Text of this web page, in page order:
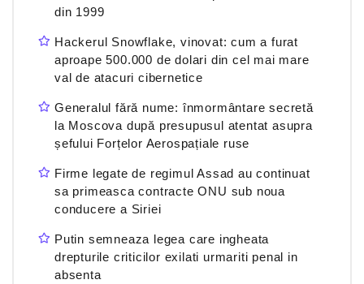
din 1999
Hackerul Snowflake, vinovat: cum a furat
aproape 500.000 de dolari din cel mai mare
val de atacuri cibernetice
Generalul fără nume: înmormântare secretă
la Moscova după presupusul atentat asupra
șefului Forțelor Aerospațiale ruse
Firme legate de regimul Assad au continuat
sa primeasca contracte ONU sub noua
conducere a Siriei
Putin semneaza legea care ingheata
drepturile criticilor exilati urmariti penal in
absenta